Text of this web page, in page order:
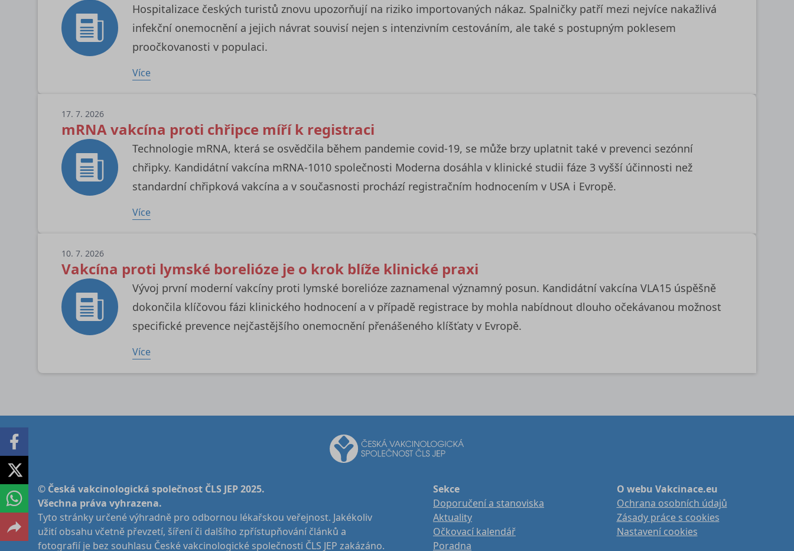
Hospitalizace českých turistů znovu upozorňují na riziko importovaných nákaz. Spalničky patří mezi nejvíce nakažlivá
infekční onemocnění a jejich návrat souvisí nejen s intenzivním cestováním, ale také s postupným poklesem
proočkovanosti v populaci.
Více
17. 7. 2026
mRNA vakcína proti chřipce míří k registraci
Technologie mRNA, která se osvědčila během pandemie covid-19, se může brzy uplatnit také v prevenci sezónní
chřipky. Kandidátní vakcína mRNA-1010 společnosti Moderna dosáhla v klinické studii fáze 3 vyšší účinnosti než
standardní chřipková vakcína a v současnosti prochází registračním hodnocením v USA i Evropě.
Více
10. 7. 2026
Vakcína proti lymské borelióze je o krok blíže klinické praxi
Vývoj první moderní vakcíny proti lymské borelióze zaznamenal významný posun. Kandidátní vakcína VLA15 úspěšně
dokončila klíčovou fázi klinického hodnocení a v případě registrace by mohla nabídnout dlouho očekávanou možnost
specifické prevence nejčastějšího onemocnění přenášeného klíšťaty v Evropě.
Více
© Česká vakcinologická společnost ČLS JEP 2025.
Všechna práva vyhrazena.
Tyto stránky určené výhradně pro odbornou lékařskou veřejnost. Jakékoliv
užití obsahu včetně převzetí, šíření či dalšího zpřístupňování článků a
fotografií je bez souhlasu České vakcinologické společnosti ČLS JEP zakázáno.
Sekce
Doporučení a stanoviska
Aktuality
Očkovací kalendář
Poradna
O webu Vakcinace.eu
Ochrana osobních údajů
Zásady práce s cookies
Nastavení cookies